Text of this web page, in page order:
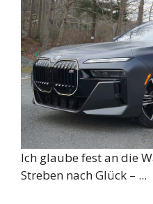
Ich glaube fest an die
Streben nach Glück – ...